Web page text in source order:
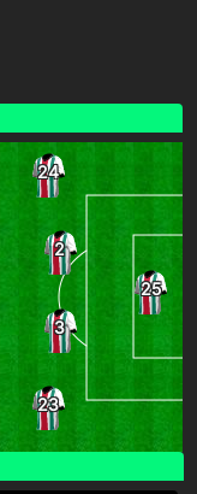
25
24
2
3
23